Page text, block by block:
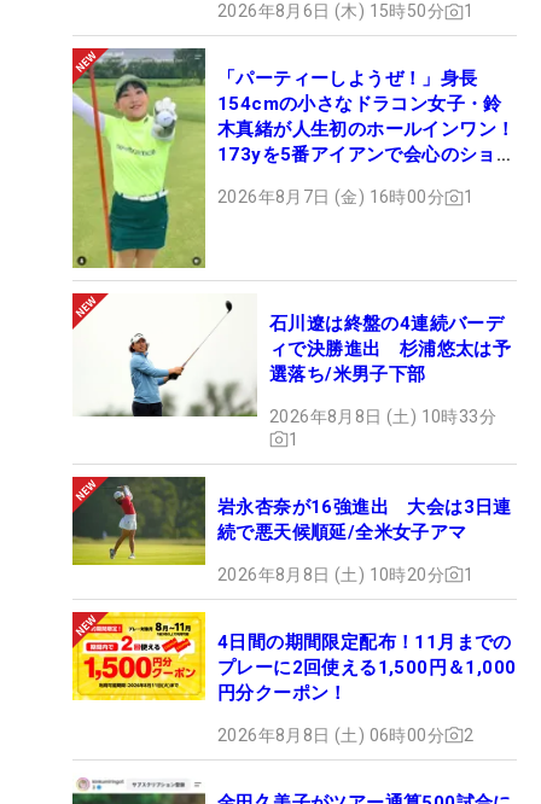
2026年8月6日 (木) 15時50分 1
「パーティーしようぜ！」身長
154cmの小さなドラコン女子・鈴
木真緒が人生初のホールインワン！
173yを5番アイアンで会心のショッ
2026年8月7日 (金) 16時00分 1
石川遼は終盤の4連続バーデ
ィで決勝進出 杉浦悠太は予
選落ち/米男子下部
2026年8月8日 (土) 10時33分
1
岩永杏奈が16強進出 大会は3日連
続で悪天候順延/全米女子アマ
2026年8月8日 (土) 10時20分 1
4日間の期間限定配布！11月までの
プレーに2回使える1,500円＆1,000
円分クーポン！
2026年8月8日 (土) 06時00分 2